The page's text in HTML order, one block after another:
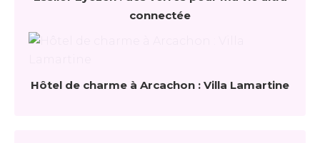
connectée
Hôtel de charme à Arcachon : Villa Lamartine